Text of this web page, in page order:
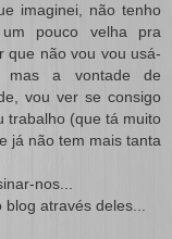
imaginei, não tenho
pouco velha pra
que não vou vou usá-
mas a vontade de
vou ver se consigo
trabalho (que tá muito
já não tem mais tanta
nos...
através deles...